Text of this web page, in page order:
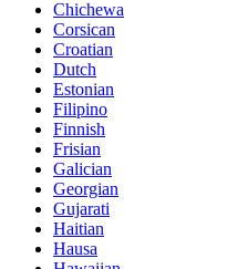
Chichewa
Corsican
Croatian
Dutch
Estonian
Filipino
Finnish
Frisian
Galician
Georgian
Gujarati
Haitian
Hausa